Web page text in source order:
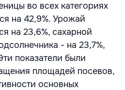
во всех категориях
на 42,9%. Урожай
на 23,6%, сахарной
- на 23,7%,
показатели были
площадей посевов,
основных